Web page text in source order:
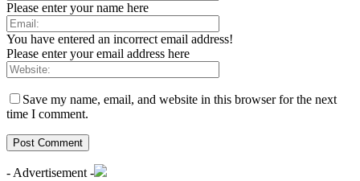
Please enter your name here
You have entered an incorrect email address!
Please enter your email address here
Save my name, email, and website in this browser for the next
time I comment.
- Advertisement -